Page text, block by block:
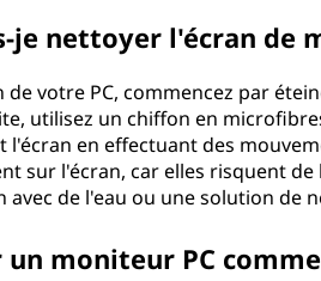
je nettoyer l'écran de
votre PC, commencez par
utilisez un chiffon en
l'écran en effectuant des
sur l'écran, car elles risquent
avec de l'eau ou une solution de
moniteur PC